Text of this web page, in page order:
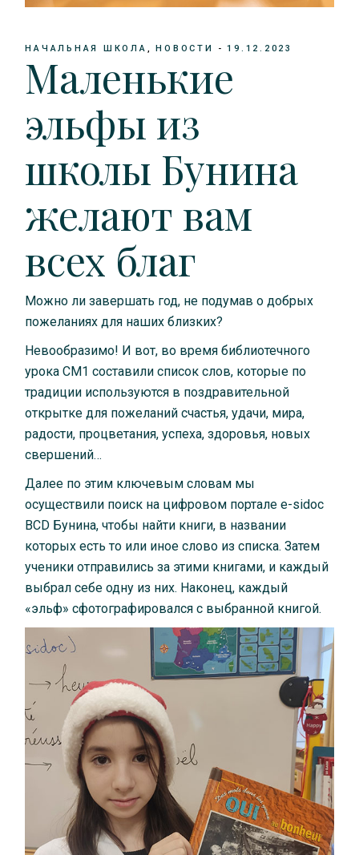
НАЧАЛЬНАЯ ШКОЛА НОВОСТИ 19.12.2023
Маленькие
эльфы из
школы Бунина
желают вам
всех благ
Можно ли завершать год, не подумав о добрых
пожеланиях для наших близких?
Невообразимо! И вот, во время библиотечного
урока CM1 составили список слов, которые по
традиции используются в поздравительной
открытке для пожеланий счастья, удачи, мира,
радости, процветания, успеха, здоровья, новых
свершений…
Далее по этим ключевым словам мы
осуществили поиск на цифровом портале e-sidoc
BCD Бунина, чтобы найти книги, в названии
которых есть то или иное слово из списка. Затем
ученики отправились за этими книгами, и каждый
выбрал себе одну из них. Наконец, каждый
«эльф» сфотографировался с выбранной книгой.